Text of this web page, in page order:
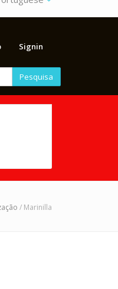
Signin
Pesquisa
/ Marinilla